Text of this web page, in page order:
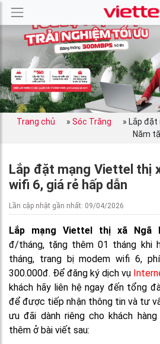
Trang chủ » Sóc Trăng » Lắp đặt
Năm
Lắp đặt mạng Viettel thị
wifi 6, giá rẻ hấp dẫn
Lần cập nhật gần nhất: 09/04/2026
Lắp mạng Viettel thị xã Ngã
đ/tháng, tặng thêm 01 tháng khi
tháng, trang bị modem wifi 6,
300.000đ. Để đăng ký dịch vụ
khách hãy liên hệ ngay đến tổng
để được tiếp nhận thông tin và tư
ưu đãi dành riêng cho khách
thêm ở bài viết sau: